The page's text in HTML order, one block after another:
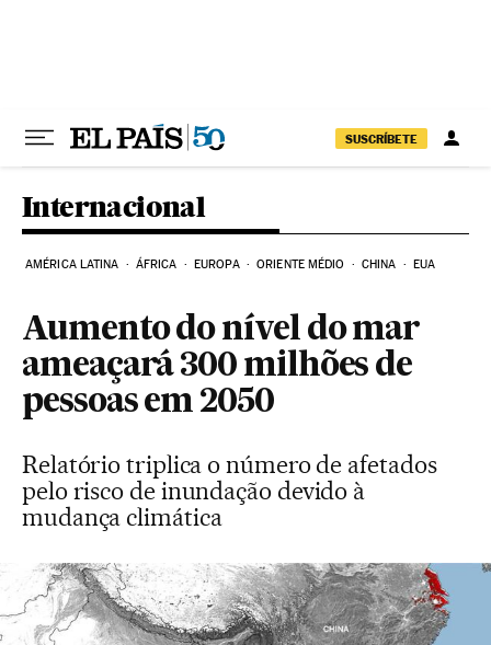
SUSCRÍBETE
Internacional
AMÉRICA LATINA ÁFRICA EUROPA ORIENTE MÉDIO CHINA EUA
Aumento do nível do mar
ameaçará 300 milhões de
pessoas em 2050
Relatório triplica o número de afetados
pelo risco de inundação devido à
mudança climática